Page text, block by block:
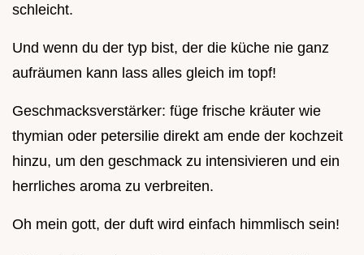
schleicht.
Und wenn du der typ bist, der die küche nie ganz
aufräumen kann lass alles gleich im topf!
Geschmacksverstärker: füge frische kräuter wie
thymian oder petersilie direkt am ende der kochzeit
hinzu, um den geschmack zu intensivieren und ein
herrliches aroma zu verbreiten.
Oh mein gott, der duft wird einfach himmlisch sein!